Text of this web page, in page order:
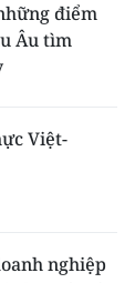
điểm
Âu tìm
Việt-
nghiệp